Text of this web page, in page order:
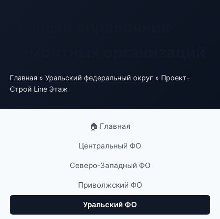
Главная » Уральский федеральный округ » Проект-
Строй Line Этаж
🏠 Главная
Центральный ФО
Северо-Западный ФО
Приволжский ФО
Уральский ФО